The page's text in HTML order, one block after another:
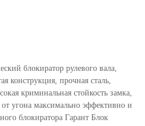
блокиратор рулевого вала,
конструкция, прочная сталь,
криминальная стойкость замка,
угона максимально эффективно и
блокиратора Гарант Блок